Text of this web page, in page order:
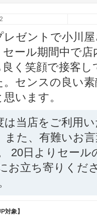
レゼントで小川
ール期間中で
く笑顔で接客
センスの良い
います。
は当店をご利用
また、有難いお
20日よりセー
お立ち寄りくだ
対象】